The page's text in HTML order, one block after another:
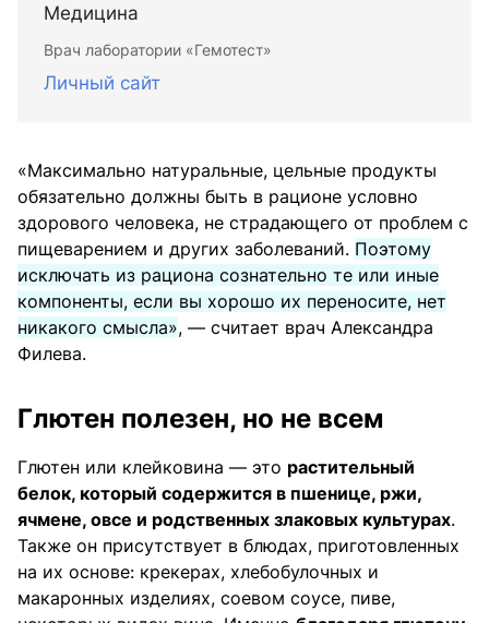
Медицина
Врач лаборатории «Гемотест»
Личный сайт
«Максимально натуральные, цельные продукты
обязательно должны быть в рационе условно
здорового человека, не страдающего от проблем с
пищеварением и других заболеваний. Поэтому
исключать из рациона сознательно те или иные
компоненты, если вы хорошо их переносите, нет
никакого смысла», — считает врач Александра
Филева.
Глютен полезен, но не всем
Глютен или клейковина — это растительный
белок, который содержится в пшенице, ржи,
ячмене, овсе и родственных злаковых культурах.
Также он присутствует в блюдах, приготовленных
на их основе: крекерах, хлебобулочных и
макаронных изделиях, соевом соусе, пиве,